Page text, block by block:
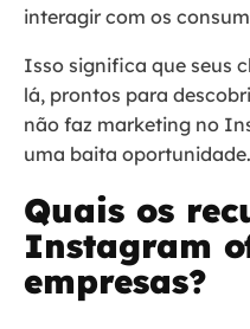
interagir com os
Isso significa que seus
lá, prontos para
não faz marketing no
uma baita oportunidade.
Quais os
Instagram
empresas?